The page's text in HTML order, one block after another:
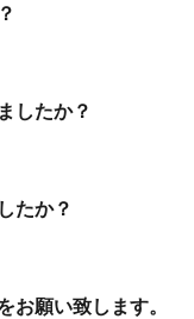
したか？
たか？
願い致します。